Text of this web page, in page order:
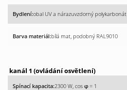
obal UV a nárazuvzdorný polykarbonát
bílá mat, podobný RAL9010
kanál 1 (ovládání osvětlení)
2300 W, cos φ = 1